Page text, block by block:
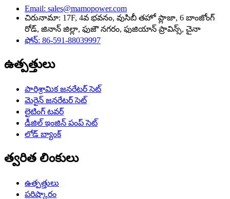
Email: sales@mamopower.com
చిరునామా: 17F, 4వ భవనం, వుసిబీ తహో ప్లాజా, 6 బాంజోంగ్
రోడ్, జినాన్ జిల్లా, ఫుజౌ నగరం, ఫుజియాన్ ప్రావిన్స్, చైనా
ఫోన్: 86-591-88039997
ఉత్పత్తులు
పారిశ్రామిక జనరేటర్ సెట్
మెరైన్ జనరేటర్ సెట్
లైటింగ్ టవర్
డీజిల్ ఇంజిన్ పంప్ సెట్
లోడ్ బ్యాంక్
త్వరిత లింకులు
ఉత్పత్తులు
పరిష్కారం